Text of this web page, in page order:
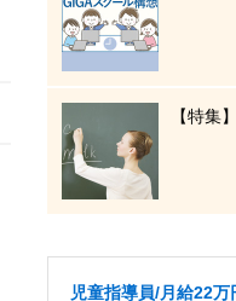
【特集
児童指導員/月給22